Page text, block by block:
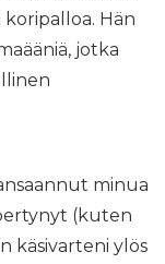
Hän
jotka
minua
(kuten
käsivarteni ylös